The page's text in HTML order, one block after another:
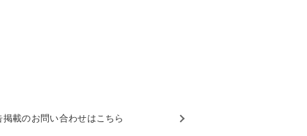
掲載のお問い合わせはこちら